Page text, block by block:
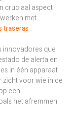
cruciaal aspect
met
traseras .
innovadores que
de alerta en
in één apparaat
zicht voor wie in de
een
het afremmen